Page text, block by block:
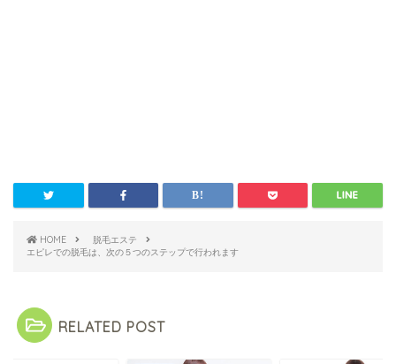
HOME
脱毛エステ
エピレでの脱毛は、次の５つのステップで行われます
RELATED POST